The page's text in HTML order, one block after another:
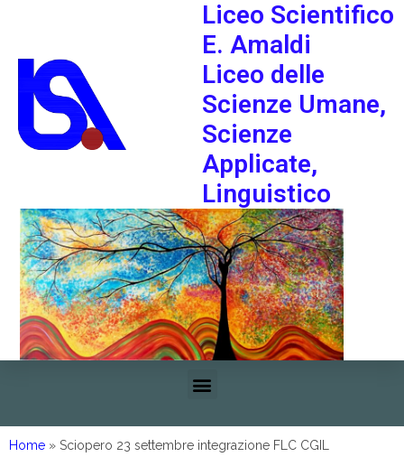
Liceo Scientifico
E. Amaldi
Liceo delle
Scienze Umane,
Scienze
Applicate,
Linguistico
Home » Sciopero 23 settembre integrazione FLC CGIL